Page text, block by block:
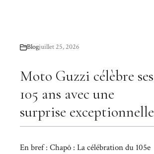
Blogjuillet 25, 2026
Moto Guzzi célèbre ses
105 ans avec une
surprise exceptionnelle
En bref : Chapô : La célébration du 105e